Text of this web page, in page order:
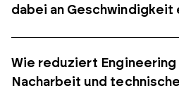
dabei an Geschwindigkeit
Wie reduziert Engineering
Nacharbeit und